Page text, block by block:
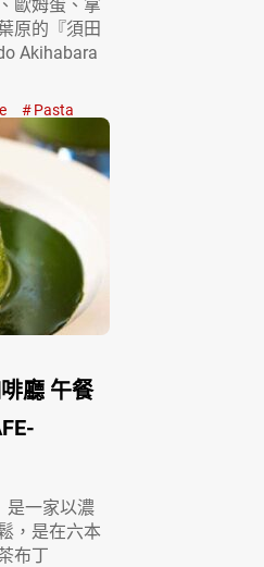
歐姆蛋、拿
原的『須田
Akihabara
Pasta
廳 午餐
是一家以濃
，是在六本
布丁